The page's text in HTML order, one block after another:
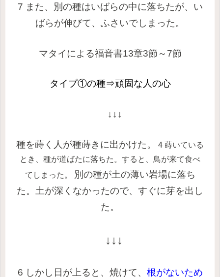
7 また、別の種はいばらの中に落ちたが、い
ばらが伸びて、ふさいでしまった。
マタイによる福音書13章3節～7節
タイプ①の種⇒頑固な人の心
↓↓↓
種を蒔く人が種蒔きに出かけた。
4 蒔いている
とき、種が道ばたに落ちた。すると、鳥が来て食べ
てしまった。
別の種が土の薄い岩場に落ち
た。土が深くなかったので、すぐに芽を出し
た。
↓↓↓
6 しかし日が上ると、焼けて、 根がないため